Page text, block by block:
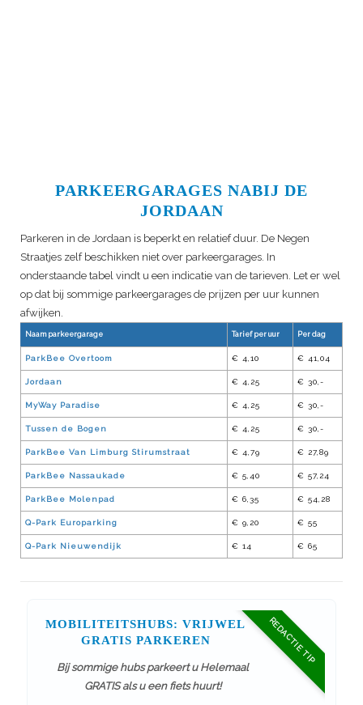
PARKEERGARAGES NABIJ DE
JORDAAN
Parkeren in de Jordaan is beperkt en relatief duur. De Negen
Straatjes zelf beschikken niet over parkeergarages. In
onderstaande tabel vindt u een indicatie van de tarieven. Let er wel
op dat bij sommige parkeergarages de prijzen per uur kunnen
afwijken.
Naam parkeergarage Tarief per uur Per dag
ParkBee Overtoom € 4,10 € 41,04
Jordaan € 4,25 € 30,-
MyWay Paradise € 4,25 € 30,-
Tussen de Bogen € 4,25 € 30,-
ParkBee Van Limburg Stirumstraat € 4,79 € 27,89
ParkBee Nassaukade € 5,40 € 57,24
ParkBee Molenpad € 6,35 € 54,28
Q-Park Europarking € 9,20 € 55
Q-Park Nieuwendijk € 14 € 65
REDACTIE TIP
MOBILITEITSHUBS: VRIJWEL
GRATIS PARKEREN
Bij sommige hubs parkeert u Helemaal
GRATIS als u een fiets huurt!